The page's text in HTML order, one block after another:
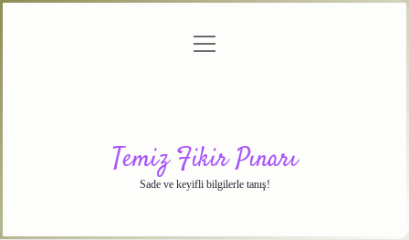
menüyü
Temiz Fikir Pınarı
Sade ve keyifli bilgilerle tanış!